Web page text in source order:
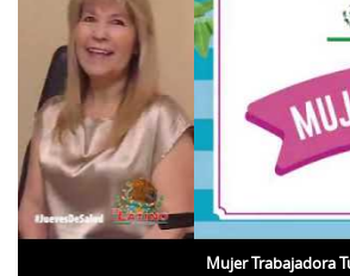
Mujer Trabajadora Tulsa, OK Conference 2018